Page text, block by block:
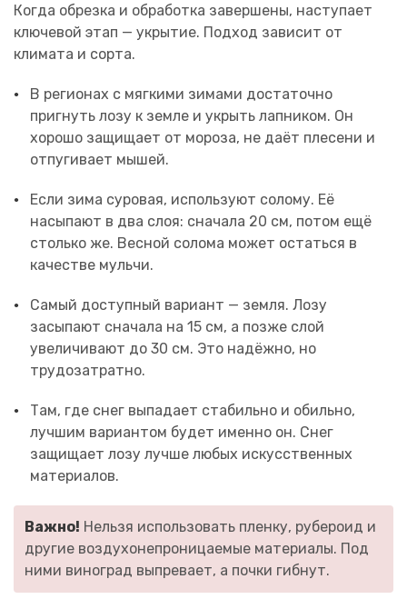
Когда обрезка и обработка завершены, наступает
ключевой этап — укрытие. Подход зависит от
климата и сорта.
В регионах с мягкими зимами достаточно
пригнуть лозу к земле и укрыть лапником. Он
хорошо защищает от мороза, не даёт плесени и
отпугивает мышей.
Если зима суровая, используют солому. Её
насыпают в два слоя: сначала 20 см, потом ещё
столько же. Весной солома может остаться в
качестве мульчи.
Самый доступный вариант — земля. Лозу
засыпают сначала на 15 см, а позже слой
увеличивают до 30 см. Это надёжно, но
трудозатратно.
Там, где снег выпадает стабильно и обильно,
лучшим вариантом будет именно он. Снег
защищает лозу лучше любых искусственных
материалов.
Важно! Нельзя использовать пленку, рубероид и
другие воздухонепроницаемые материалы. Под
ними виноград выпревает, а почки гибнут.